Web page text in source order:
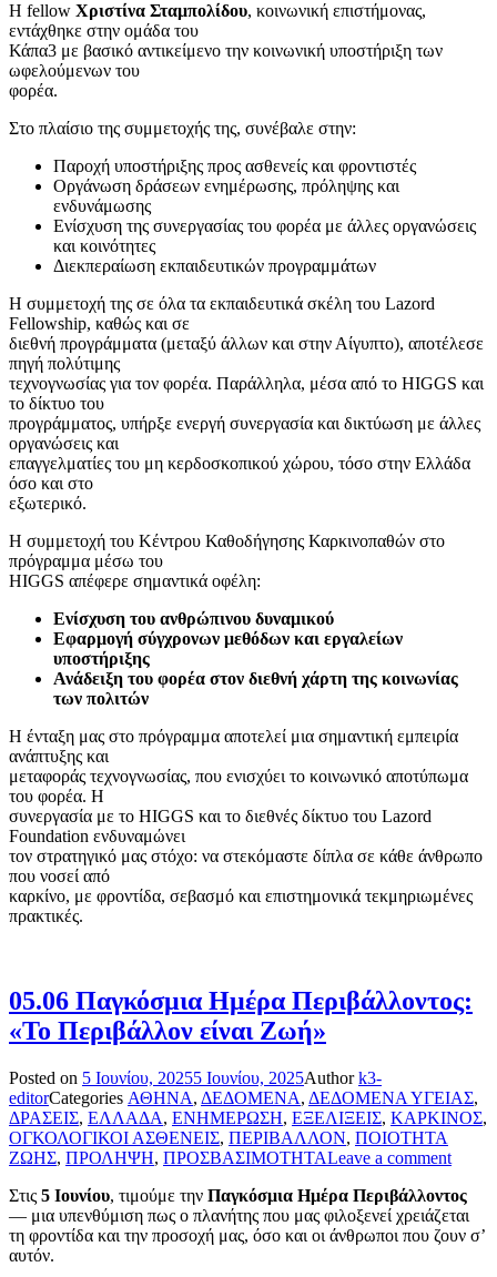
Η fellow Χριστίνα Σταμπολίδου, κοινωνική επιστήμονας,
εντάχθηκε στην ομάδα του
Κάπα3 με βασικό αντικείμενο την κοινωνική υποστήριξη των
ωφελούμενων του
φορέα.
Στο πλαίσιο της συμμετοχής της, συνέβαλε στην:
Παροχή υποστήριξης προς ασθενείς και φροντιστές
Οργάνωση δράσεων ενημέρωσης, πρόληψης και
ενδυνάμωσης
Ενίσχυση της συνεργασίας του φορέα με άλλες οργανώσεις
και κοινότητες
Διεκπεραίωση εκπαιδευτικών προγραμμάτων
Η συμμετοχή της σε όλα τα εκπαιδευτικά σκέλη του Lazord
Fellowship, καθώς και σε
διεθνή προγράμματα (μεταξύ άλλων και στην Αίγυπτο), αποτέλεσε
πηγή πολύτιμης
τεχνογνωσίας για τον φορέα. Παράλληλα, μέσα από το HIGGS και
το δίκτυο του
προγράμματος, υπήρξε ενεργή συνεργασία και δικτύωση με άλλες
οργανώσεις και
επαγγελματίες του μη κερδοσκοπικού χώρου, τόσο στην Ελλάδα
όσο και στο
εξωτερικό.
Η συμμετοχή του Κέντρου Καθοδήγησης Καρκινοπαθών στο
πρόγραμμα μέσω του
HIGGS απέφερε σημαντικά οφέλη:
Ενίσχυση του ανθρώπινου δυναμικού
Εφαρμογή σύγχρονων μεθόδων και εργαλείων
υποστήριξης
Ανάδειξη του φορέα στον διεθνή χάρτη της κοινωνίας
των πολιτών
Η ένταξη μας στο πρόγραμμα αποτελεί μια σημαντική εμπειρία
ανάπτυξης και
μεταφοράς τεχνογνωσίας, που ενισχύει το κοινωνικό αποτύπωμα
του φορέα. Η
συνεργασία με το HIGGS και το διεθνές δίκτυο του Lazord
Foundation ενδυναμώνει
τον στρατηγικό μας στόχο: να στεκόμαστε δίπλα σε κάθε άνθρωπο
που νοσεί από
καρκίνο, με φροντίδα, σεβασμό και επιστημονικά τεκμηριωμένες
πρακτικές.
05.06 Παγκόσμια Ημέρα Περιβάλλοντος:
«Το Περιβάλλον είναι Ζωή»
Posted on 5 Ιουνίου, 20255 Ιουνίου, 2025Authork3-
editorCategories ΑΘΗΝΑ, ΔΕΔΟΜΕΝΑ, ΔΕΔΟΜΕΝΑ ΥΓΕΙΑΣ,
ΔΡΑΣΕΙΣ, ΕΛΛΑΔΑ, ΕΝΗΜΕΡΩΣΗ, ΕΞΕΛΙΞΕΙΣ, ΚΑΡΚΙΝΟΣ,
ΟΓΚΟΛΟΓΙΚΟΙ ΑΣΘΕΝΕΙΣ, ΠΕΡΙΒΑΛΛΟΝ, ΠΟΙΟΤΗΤΑ
ΖΩΗΣ, ΠΡΟΛΗΨΗ, ΠΡΟΣΒΑΣΙΜΟΤΗΤΑLeave a comment
Στις 5 Ιουνίου, τιμούμε την Παγκόσμια Ημέρα Περιβάλλοντος
— μια υπενθύμιση πως ο πλανήτης που μας φιλοξενεί χρειάζεται
τη φροντίδα και την προσοχή μας, όσο και οι άνθρωποι που ζουν σ’
αυτόν.